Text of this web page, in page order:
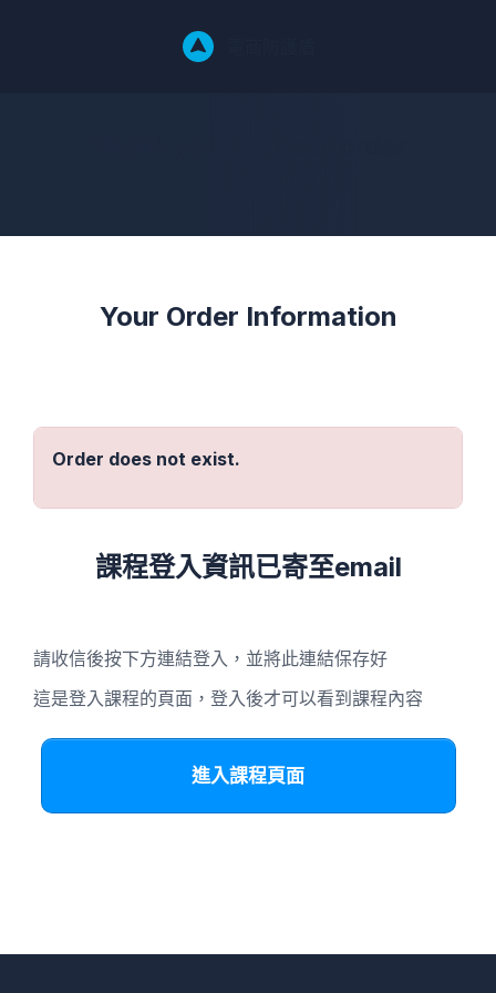
Your Order Information
Order does not exist.
課程登入資訊已寄至email
請收信後按下方連結登入，並將此連結保存好
這是登入課程的頁面，登入後才可以看到課程內容
進入課程頁面